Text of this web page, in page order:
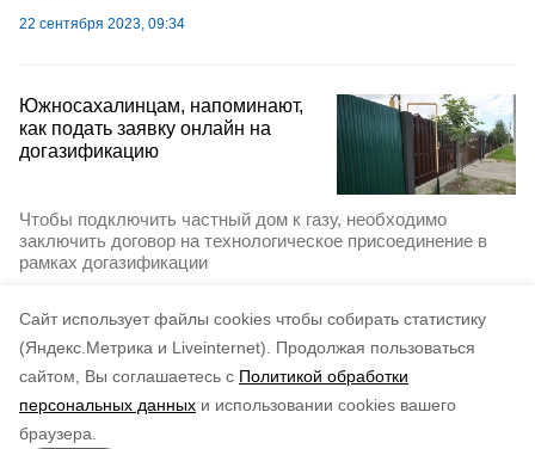
Cайт использует файлы cookies чтобы собирать статистику
(Яндекс.Метрика и Liveinternet).
Продолжая пользоваться
сайтом, Вы соглашаетесь с Политикой обработки
персональных данных и использовании cookies вашего
браузера.
22 сентября 2023, 09:34
Южносахалинцам, напоминают,
как подать заявку онлайн на
догазификацию
Чтобы подключить частный дом к газу, необходимо
заключить договор на технологическое присоединение в
рамках догазификации